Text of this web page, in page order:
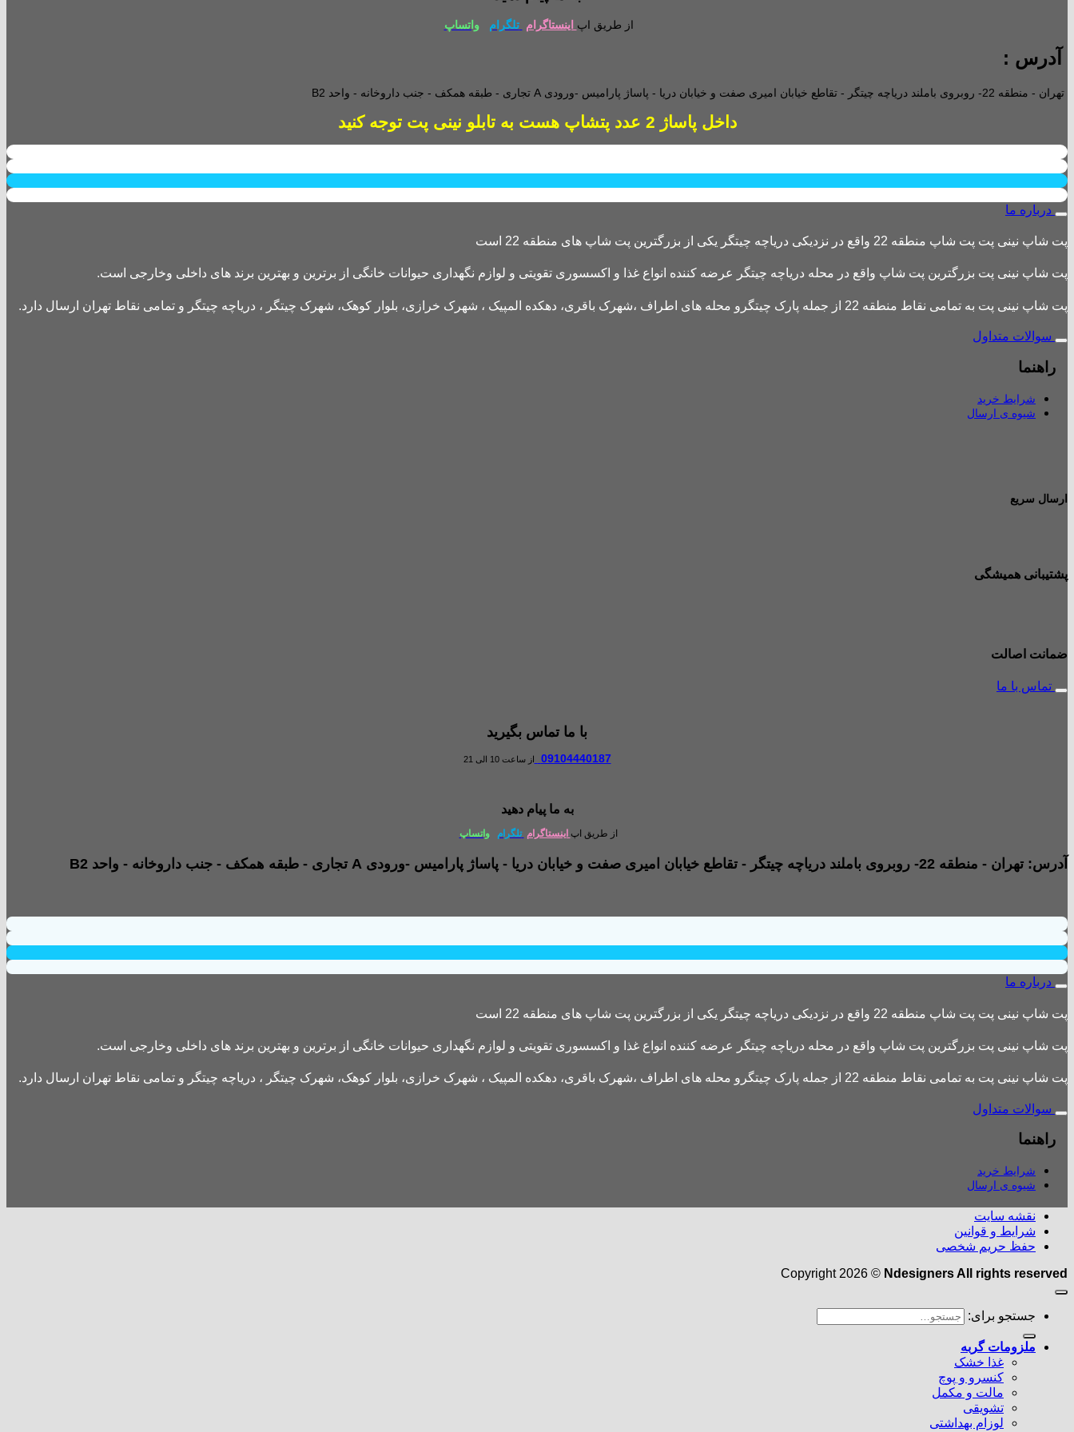
از طریق اپ اینستاگرام تلگرام واتساپ
آدرس :
تهران - منطقه 22- روبروی باملند دریاچه چیتگر - تقاطع خیابان امیری صفت و خیابان دریا - پاساژ پارامیس -ورودی A تجاری - طبقه همکف - جنب داروخانه - واحد B2
داخل پاساژ 2 عدد پتشاپ هست به تابلو نینی پت توجه کنید
درباره ما
پت شاپ نینی پت پت شاپ منطقه 22 واقع در نزدیکی دریاچه چیتگر یکی از بزرگترین پت شاپ های منطقه 22 است
پت شاپ نینی پت بزرگترین پت شاپ واقع در محله دریاچه چیتگر عرضه کننده انواع غذا و اکسسوری تقویتی و لوازم نگهداری حیوانات خانگی از برترین و بهترین برند های داخلی وخارجی است.
پت شاپ نینی پت به تمامی نقاط منطقه 22 از جمله پارک چیتگرو محله های اطراف ،شهرک باقری، دهکده المپیک ، شهرک خرازی، بلوار کوهک، شهرک چیتگر ، دریاچه چیتگر و تمامی نقاط تهران ارسال دارد.
سوالات متداول
راهنما
شرایط خرید
شیوه ی ارسال
ارسال سریع
پشتیبانی همیشگی
ضمانت اصالت
تماس با ما
با ما تماس بگیرید
09104440187 از ساعت 10 الی 21
به ما پیام دهید
از طریق اپ اینستاگرام تلگرام واتساپ
آدرس: تهران - منطقه 22- روبروی باملند دریاچه چیتگر - تقاطع خیابان امیری صفت و خیابان دریا - پاساژ پارامیس -ورودی A تجاری - طبقه همکف - جنب داروخانه - واحد B2
درباره ما
پت شاپ نینی پت پت شاپ منطقه 22 واقع در نزدیکی دریاچه چیتگر یکی از بزرگترین پت شاپ های منطقه 22 است
پت شاپ نینی پت بزرگترین پت شاپ واقع در محله دریاچه چیتگر عرضه کننده انواع غذا و اکسسوری تقویتی و لوازم نگهداری حیوانات خانگی از برترین و بهترین برند های داخلی وخارجی است.
پت شاپ نینی پت به تمامی نقاط منطقه 22 از جمله پارک چیتگرو محله های اطراف ،شهرک باقری، دهکده المپیک ، شهرک خرازی، بلوار کوهک، شهرک چیتگر ، دریاچه چیتگر و تمامی نقاط تهران ارسال دارد.
سوالات متداول
راهنما
شرایط خرید
شیوه ی ارسال
نقشه سایت
شرایط و قوانین
حفظ حریم شخصی
Copyright 2026 © Ndesigners All rights reserved
جستجو برای:
ملزومات گربه
غذا خشک
کنسرو و پوچ
مالت و مکمل
تشویقی
لوزام بهداشتی